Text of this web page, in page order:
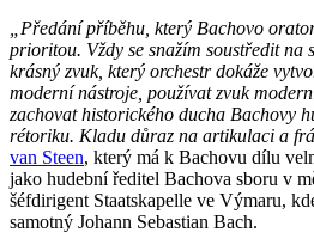
„Předání příběhu, který Bachovo
prioritou. Vždy se snažím soustředit na
krásný zvuk, který orchestr dokáže
moderní nástroje, používat zvuk
zachovat historického ducha Bachovy
rétoriku. Kladu důraz na artikulaci a
van Steen, který má k Bachovu dílu
jako hudební ředitel Bachova sboru v
šéfdirigent Staatskapelle ve Výmaru,
samotný Johann Sebastian Bach.